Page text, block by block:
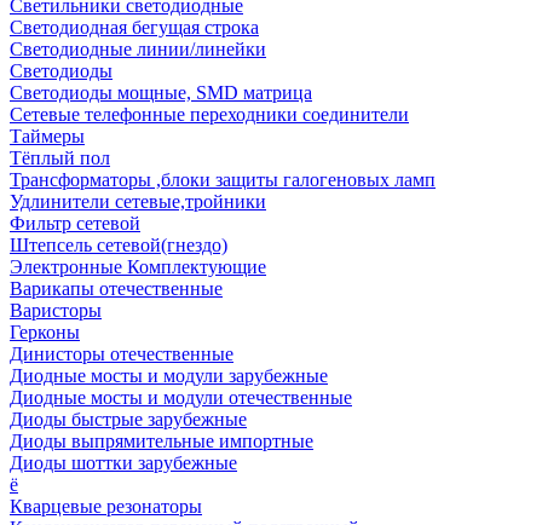
Светильники светодиодные
Светодиодная бегущая строка
Светодиодные линии/линейки
Светодиоды
Светодиоды мощные, SMD матрица
Сетевые телефонные переходники соединители
Таймеры
Тёплый пол
Трансформаторы ,блоки защиты галогеновых ламп
Удлинители сетевые,тройники
Фильтр сетевой
Штепсель сетевой(гнездо)
Электронные Комплектующие
Варикапы отечественные
Варисторы
Герконы
Динисторы отечественные
Диодные мосты и модули зарубежные
Диодные мосты и модули отечественные
Диоды быстрые зарубежные
Диоды выпрямительные импортные
Диоды шоттки зарубежные
ё
Кварцевые резонаторы